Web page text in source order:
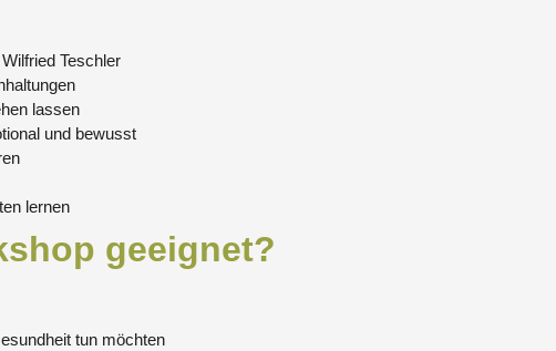
Teschler
lassen
und bewusst
lernen
geeignet?
tun möchten